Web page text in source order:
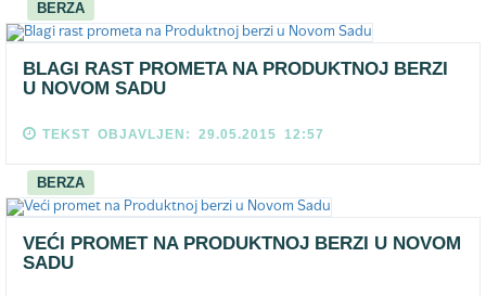
BERZA
BLAGI RAST PROMETA NA PRODUKTNOJ BERZI
U NOVOM SADU
TEKST OBJAVLJEN: 29.05.2015 12:57
BERZA
VEĆI PROMET NA PRODUKTNOJ BERZI U NOVOM
SADU